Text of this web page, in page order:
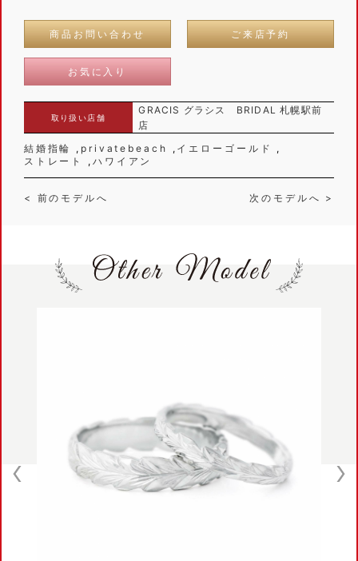
商品お問い合わせ ご来店予約
お気に入り
取り扱い店舗
GRACIS グラシス BRIDAL 札幌駅前
店
結婚指輪
privatebeach
イエローゴールド
ストレート
ハワイアン
< 前のモデルへ 次のモデルへ >